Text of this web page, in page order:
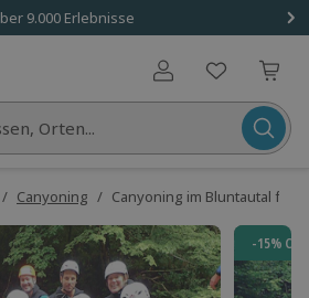
9.000 Erlebnisse
Benutzerkonto
Orten...
/ Canyoning / Canyoning im Bluntautal für
-15%